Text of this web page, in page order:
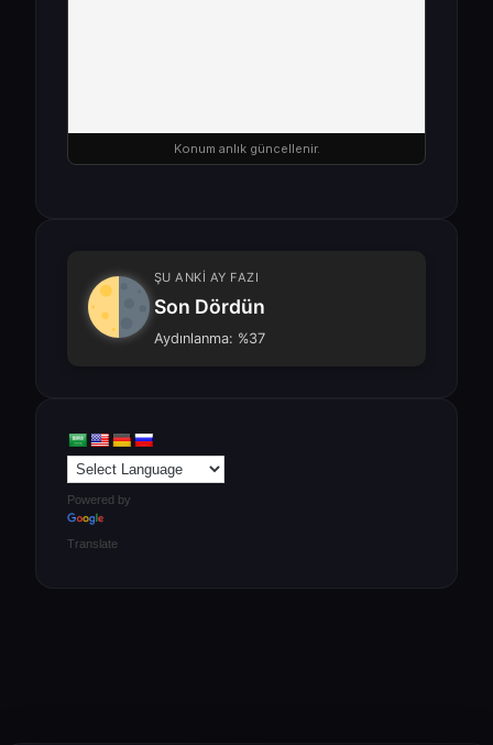
Konum anlık güncellenir.
ŞU ANKİ AY FAZI
Son Dördün
Aydınlanma: %37
Powered by
Translate